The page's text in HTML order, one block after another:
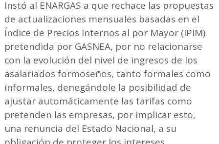
Instó al ENARGAS a que rechace las propuestas
de actualizaciones mensuales basadas en el
Índice de Precios Internos al por Mayor (IPIM)
pretendida por GASNEA, por no relacionarse
con la evolución del nivel de ingresos de los
asalariados formoseños, tanto formales como
informales, denegándole la posibilidad de
ajustar automáticamente las tarifas como
pretenden las empresas, por implicar esto,
una renuncia del Estado Nacional, a su